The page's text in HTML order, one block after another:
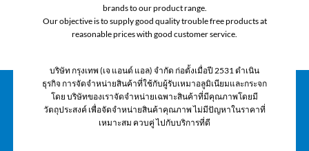
brands to our product range.
Our objective is to supply good quality trouble free products at
reasonable prices with good customer service.
บริษัท กรุงเทพ (เจ แอนด์ แอล) จํากัด ก่อตั้งเมื่อปี 2531 ดำเนิน
ธุรกิจ การจัดจําหน่ายสินค้าที่ใช้กับผู้รับเหมาอลูมิเนียมและกระจก
โดย บริษัทของเราจัดจําหน่ายเฉพาะสินค้าที่มีคุณภาพโดยมี
วัตถุประสงค์ เพื่อจัดจําหน่ายสินค้าคุณภาพ ไม่มีปัญหาในราคาที่
เหมาะสม ควบคู่ ไปกับบริการที่ดี